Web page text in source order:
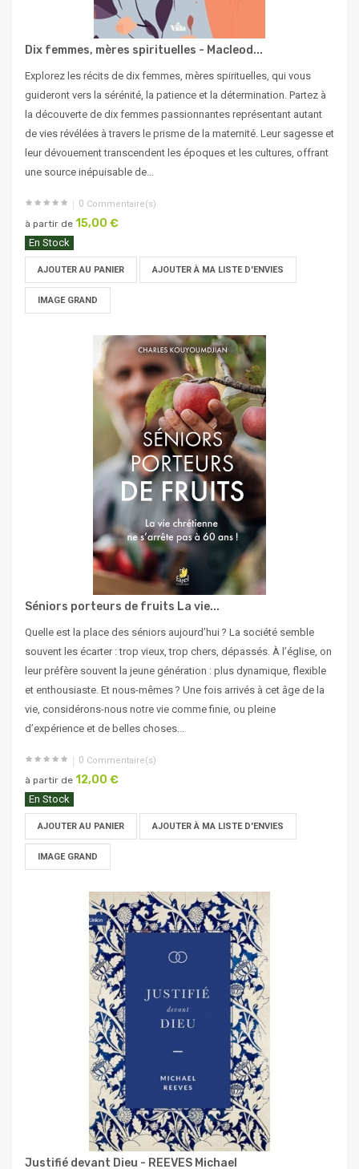
Dix femmes, mères spirituelles - Macleod...
Explorez les récits de dix femmes, mères spirituelles, qui vous
guideront vers la sérénité, la patience et la détermination. Partez à
la découverte de dix femmes passionnantes représentant autant
de vies révélées à travers le prisme de la maternité. Leur sagesse et
leur dévouement transcendent les époques et les cultures, offrant
une source inépuisable de...
0 Commentaire(s)
à partir de 15,00 €
En Stock
AJOUTER AU PANIER AJOUTER À MA LISTE D'ENVIES
IMAGE GRAND
Séniors porteurs de fruits La vie...
Quelle est la place des séniors aujourd’hui ? La société semble
souvent les écarter : trop vieux, trop chers, dépassés. À l’église, on
leur préfère souvent la jeune génération : plus dynamique, flexible
et enthousiaste. Et nous-mêmes ? Une fois arrivés à cet âge de la
vie, considérons-nous notre vie comme finie, ou pleine
d’expérience et de belles choses...
0 Commentaire(s)
à partir de 12,00 €
En Stock
AJOUTER AU PANIER AJOUTER À MA LISTE D'ENVIES
IMAGE GRAND
Justifié devant Dieu - REEVES Michael